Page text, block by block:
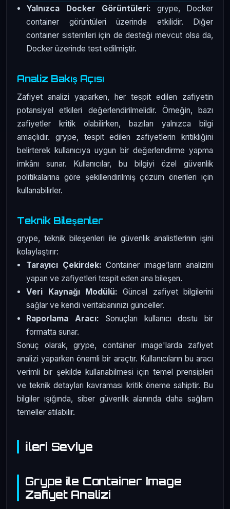
Yalnızca Docker Görüntüleri: grype, Docker
container görüntüleri üzerinde etkilidir. Diğer
container sistemleri için de desteği mevcut olsa da,
Docker üzerinde test edilmiştir.
Analiz Bakış Açısı
Zafiyet analizi yaparken, her tespit edilen zafiyetin
potansiyel etkileri değerlendirilmelidir. Örneğin, bazı
zafiyetler kritik olabilirken, bazıları yalnızca bilgi
amaçlıdır. grype, tespit edilen zafiyetlerin kritikliğini
belirterek kullanıcıya uygun bir değerlendirme yapma
imkânı sunar. Kullanıcılar, bu bilgiyi özel güvenlik
politikalarına göre şekillendirilmiş çözüm önerileri için
kullanabilirler.
Teknik Bileşenler
grype, teknik bileşenleri ile güvenlik analistlerinin işini
kolaylaştırır:
Tarayıcı Çekirdek: Container image’ların analizini
yapan ve zafiyetleri tespit eden ana bileşen.
Veri Kaynağı Modülü: Güncel zafiyet bilgilerini
sağlar ve kendi veritabanınızı günceller.
Raporlama Aracı: Sonuçları kullanıcı dostu bir
formatta sunar.
Sonuç olarak, grype, container image'larda zafiyet
analizi yaparken önemli bir araçtır. Kullanıcıların bu aracı
verimli bir şekilde kullanabilmesi için temel prensipleri
ve teknik detayları kavraması kritik öneme sahiptir. Bu
bilgiler ışığında, siber güvenlik alanında daha sağlam
temeller atılabilir.
İleri Seviye
Grype ile Container Image
Zafiyet Analizi